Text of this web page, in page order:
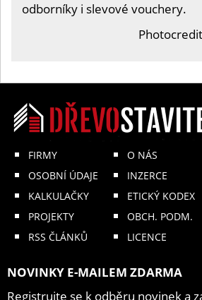
odborníky i slevové vouchery.
FIRMY
OSOBNÍ ÚDAJE
KALKULAČKY
PROJEKTY
RSS ČLÁNKŮ
O NÁS
INZERCE
ETICKÝ KODEX
OBCH. PODM.
LICENCE
NOVINKY E-MAILEM ZDARMA
Registrujte se k odběru novinek a